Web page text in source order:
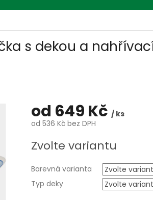
s dekou a
od 649 Kč / ks
od 536 Kčbez DPH
cena:
Zvolte variantu
Barevná varianta
Typ deky